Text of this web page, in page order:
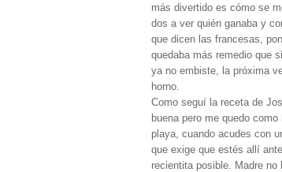
más divertido es cómo se
dos a ver quién ganaba y
que dicen las francesas,
quedaba más remedio que
ya no embiste, la próxima
horno.
Como seguí la receta de
buena pero me quedo
playa, cuando acudes con
que exige que estés allí
recientita posible. Madre no